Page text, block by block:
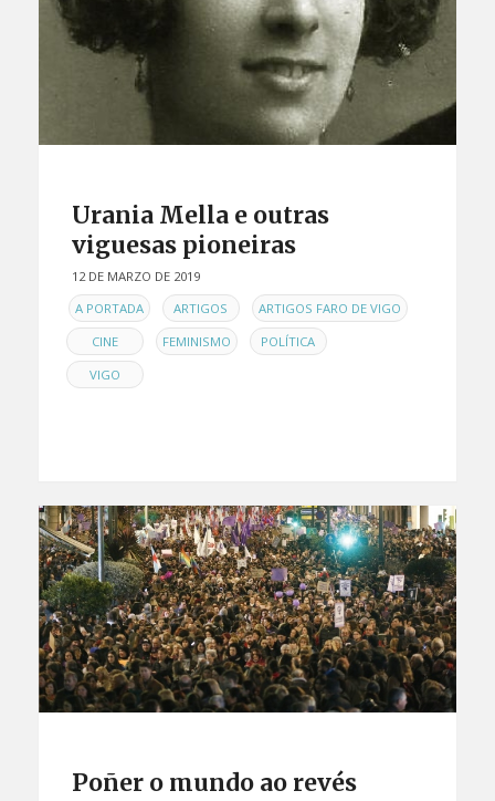
Urania Mella e outras
viguesas pioneiras
12 DE MARZO DE 2019
ENA PORTADA , ARTIGOS , ARTIGOS FARO DE VIGO ,
CINE , FEMINISMO , POLÍTICA ,
VIGO
Poñer o mundo ao revés